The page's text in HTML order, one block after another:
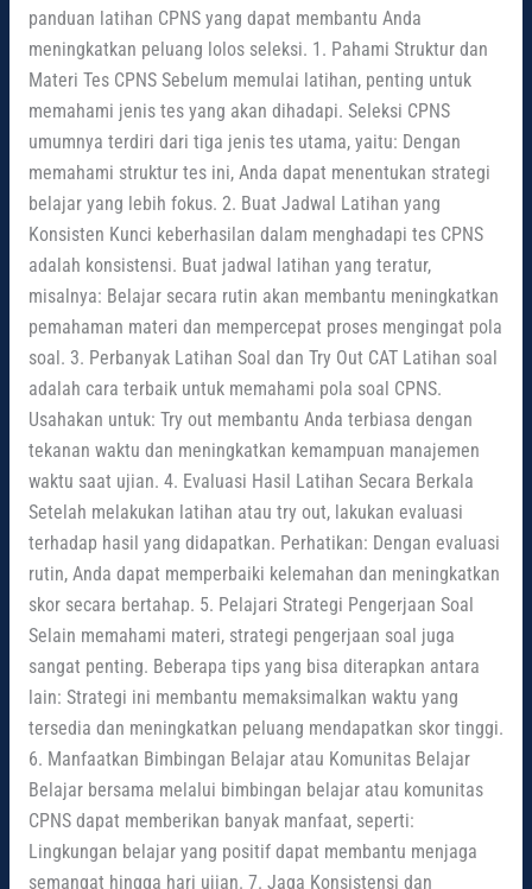
panduan latihan CPNS yang dapat membantu Anda
meningkatkan peluang lolos seleksi. 1. Pahami Struktur dan
Materi Tes CPNS Sebelum memulai latihan, penting untuk
memahami jenis tes yang akan dihadapi. Seleksi CPNS
umumnya terdiri dari tiga jenis tes utama, yaitu: Dengan
memahami struktur tes ini, Anda dapat menentukan strategi
belajar yang lebih fokus. 2. Buat Jadwal Latihan yang
Konsisten Kunci keberhasilan dalam menghadapi tes CPNS
adalah konsistensi. Buat jadwal latihan yang teratur,
misalnya: Belajar secara rutin akan membantu meningkatkan
pemahaman materi dan mempercepat proses mengingat pola
soal. 3. Perbanyak Latihan Soal dan Try Out CAT Latihan soal
adalah cara terbaik untuk memahami pola soal CPNS.
Usahakan untuk: Try out membantu Anda terbiasa dengan
tekanan waktu dan meningkatkan kemampuan manajemen
waktu saat ujian. 4. Evaluasi Hasil Latihan Secara Berkala
Setelah melakukan latihan atau try out, lakukan evaluasi
terhadap hasil yang didapatkan. Perhatikan: Dengan evaluasi
rutin, Anda dapat memperbaiki kelemahan dan meningkatkan
skor secara bertahap. 5. Pelajari Strategi Pengerjaan Soal
Selain memahami materi, strategi pengerjaan soal juga
sangat penting. Beberapa tips yang bisa diterapkan antara
lain: Strategi ini membantu memaksimalkan waktu yang
tersedia dan meningkatkan peluang mendapatkan skor tinggi.
6. Manfaatkan Bimbingan Belajar atau Komunitas Belajar
Belajar bersama melalui bimbingan belajar atau komunitas
CPNS dapat memberikan banyak manfaat, seperti:
Lingkungan belajar yang positif dapat membantu menjaga
semangat hingga hari ujian. 7. Jaga Konsistensi dan